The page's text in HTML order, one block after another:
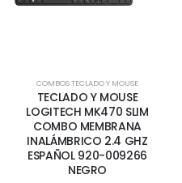
COMBOS TECLADO Y MOUSE
TECLADO Y MOUSE
LOGITECH MK470 SLIM
COMBO MEMBRANA
INALÁMBRICO 2.4 GHZ
ESPAÑOL 920-009266
NEGRO